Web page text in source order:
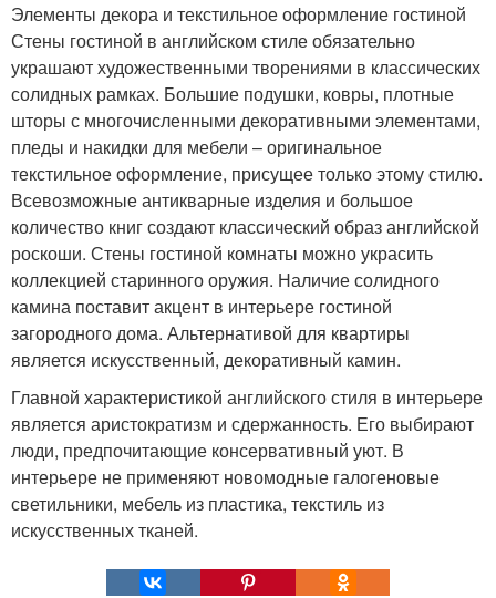
Элементы декора и текстильное оформление гостиной
Стены гостиной в английском стиле обязательно
украшают художественными творениями в классических
солидных рамках. Большие подушки, ковры, плотные
шторы с многочисленными декоративными элементами,
пледы и накидки для мебели – оригинальное
текстильное оформление, присущее только этому стилю.
Всевозможные антикварные изделия и большое
количество книг создают классический образ английской
роскоши. Стены гостиной комнаты можно украсить
коллекцией старинного оружия. Наличие солидного
камина поставит акцент в интерьере гостиной
загородного дома. Альтернативой для квартиры
является искусственный, декоративный камин.
Главной характеристикой английского стиля в интерьере
является аристократизм и сдержанность. Его выбирают
люди, предпочитающие консервативный уют. В
интерьере не применяют новомодные галогеновые
светильники, мебель из пластика, текстиль из
искусственных тканей.